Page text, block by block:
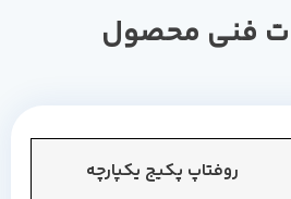
محصول
روفتاپ پکیج یکپارچه